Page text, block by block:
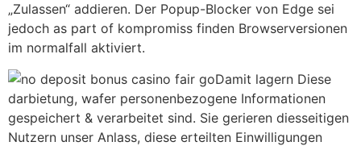
„Zulassen“ addieren. Der Popup-Blocker von Edge sei
jedoch as part of kompromiss finden Browserversionen
im normalfall aktiviert.
Damit lagern Diese
darbietung, wafer personenbezogene Informationen
gespeichert & verarbeitet sind. Sie gerieren diesseitigen
Nutzern unser Anlass, diese erteilten Einwilligungen